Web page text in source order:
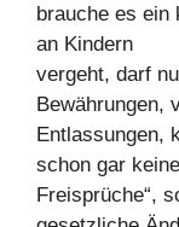
brauche es ein
an Kindern
vergeht, darf
Bewährungen,
Entlassungen,
schon gar keine
Freisprüche“,